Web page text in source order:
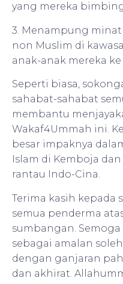
yang mereka
3. Menampung
non Muslim di
anak-anak mereka
Seperti biasa,
sahabat-sahabat
membantu
Wakaf4Ummah ini.
besar impaknya
Islam di Kemboja
rantau Indo-Cina.
Terima kasih kepada
semua penderma
sumbangan.
sebagai amalan
dengan ganjaran
dan akhirat.